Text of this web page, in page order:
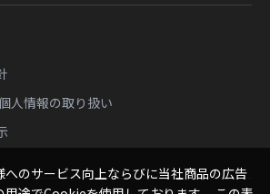
人情報の取り扱い
へのサービス向上ならびに当社商品の広告